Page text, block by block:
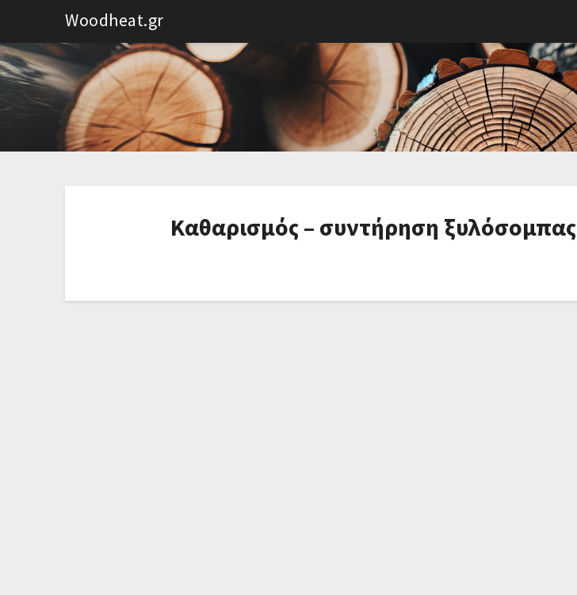
Woodheat.gr
Καθαρισμός – συντήρηση ξυλόσομπας